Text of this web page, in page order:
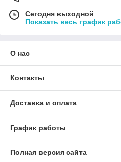
Сегодня выходной
Показать весь график
О нас
Контакты
Доставка и оплата
График работы
Полная версия сайта